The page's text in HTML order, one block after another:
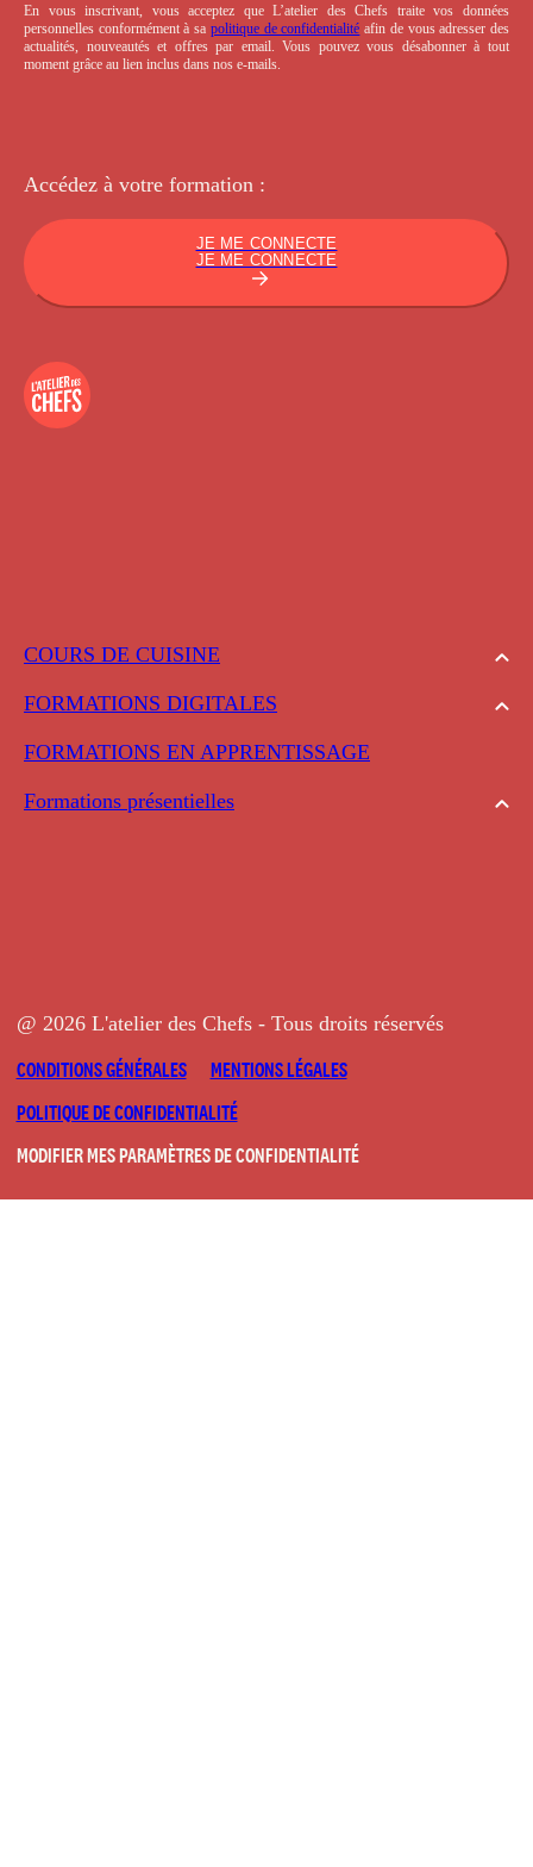
COURS DE CUISINE
FORMATIONS DIGITALES
FORMATIONS EN APPRENTISSAGE
Formations présentielles
En vous inscrivant, vous acceptez que L’atelier des Chefs traite vos données
personnelles conformément à sa politique de confidentialité afin de vous adresser des
actualités, nouveautés et offres par email. Vous pouvez vous désabonner à tout
moment grâce au lien inclus dans nos e-mails.
Accédez à votre formation :
JE ME CONNECTE
JE ME CONNECTE
@ 2026 L'atelier des Chefs - Tous droits réservés
CONDITIONS GÉNÉRALES
MENTIONS LÉGALES
POLITIQUE DE CONFIDENTIALITÉ
MODIFIER MES PARAMÈTRES DE CONFIDENTIALITÉ